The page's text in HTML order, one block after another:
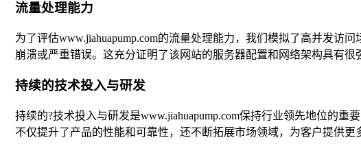
流量处理能力
为了评估www.jiahuapump.com的流量处理能力，我们模拟了高并发访
崩溃或严重错误。这充分证明了该网站的服务器配置和网络架构具有很
持续的技术投入与研发
持续的?技术投入与研发是www.jiahuapump.com保持行业领先地位的
不仅提升了产品的性能和可靠性，还不断拓展市场领域，为客户提供更